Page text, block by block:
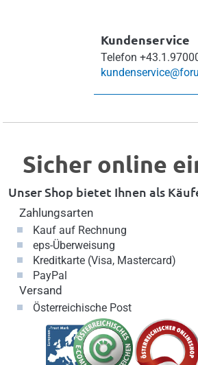
Kundenservice
Telefon
Sicher online
Unser Shop bietet Ihnen als
Zahlungsarten
Kauf auf Rechnung
eps-Überweisung
Kreditkarte (Visa, Mastercard)
PayPal
Versand
Österreichische Post